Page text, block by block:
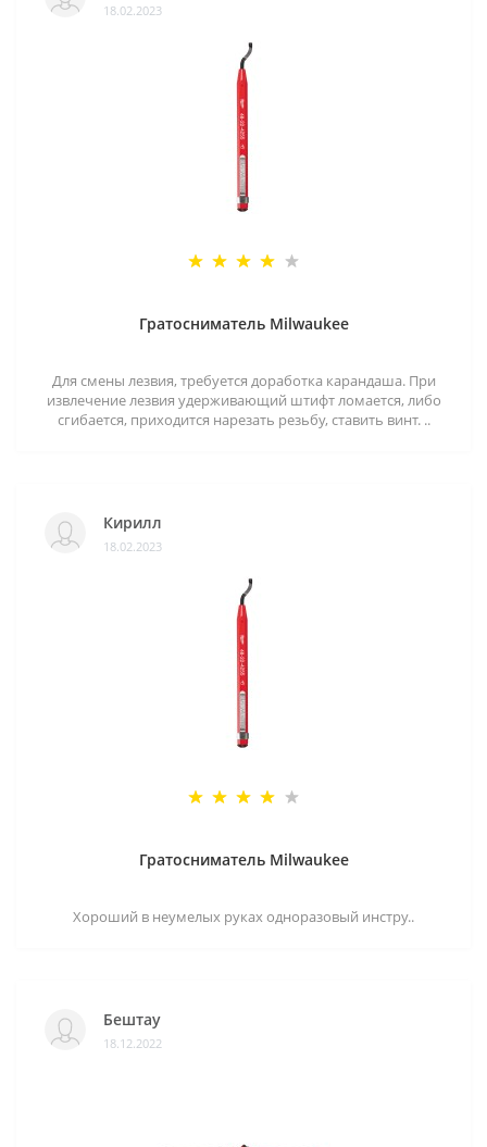
18.02.2023
Гратосниматель Milwaukee
Для смены лезвия, требуется доработка карандаша. При
извлечение лезвия удерживающий штифт ломается, либо
сгибается, приходится нарезать резьбу, ставить винт. ..
Кирилл
18.02.2023
Гратосниматель Milwaukee
Хороший в неумелых руках одноразовый инстру..
Бештау
18.12.2022